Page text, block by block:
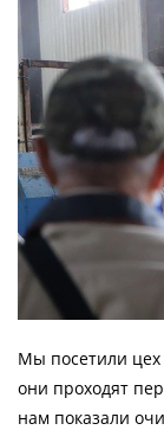
Мы посетили цех
они проходят
нам показали